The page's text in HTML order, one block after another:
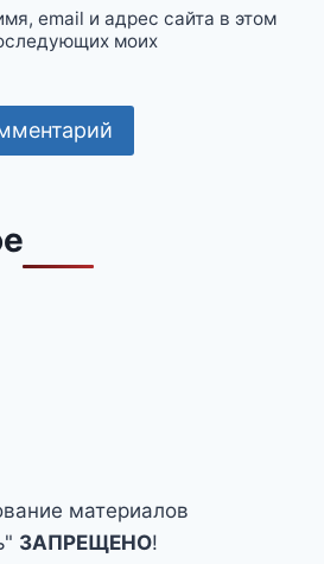
email и адрес сайта в этом
моих
материалов
ЗАПРЕЩЕНО!